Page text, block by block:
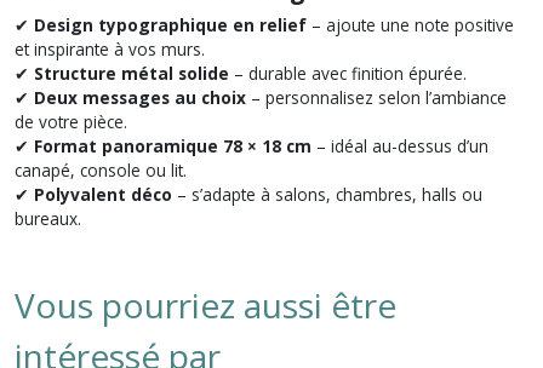
✔ Design typographique en relief – ajoute une note positive
et inspirante à vos murs.
✔ Structure métal solide – durable avec finition épurée.
✔ Deux messages au choix – personnalisez selon l’ambiance
de votre pièce.
✔ Format panoramique 78 × 18 cm – idéal au-dessus d’un
canapé, console ou lit.
✔ Polyvalent déco – s’adapte à salons, chambres, halls ou
bureaux.
Vous pourriez aussi être
intéressé par